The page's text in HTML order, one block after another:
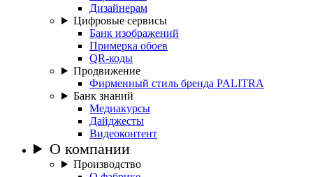
Дизайнерам
Цифровые сервисы
Банк изображений
Примерка обоев
QR-коды
Продвижение
Фирменный стиль бренда PALITRA
Банк знаний
Медиакурсы
Дайджесты
Видеоконтент
О компании
Производство